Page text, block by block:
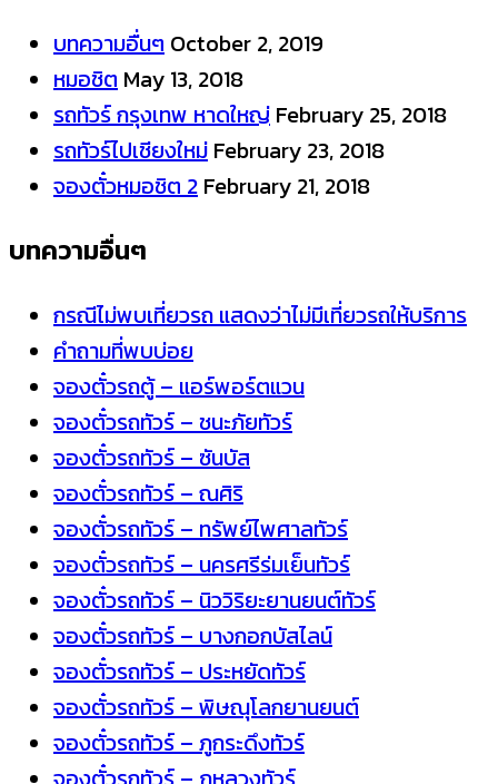
บทความอื่นๆ October 2, 2019
หมอชิต May 13, 2018
รถทัวร์ กรุงเทพ หาดใหญ่ February 25, 2018
รถทัวร์ไปเชียงใหม่ February 23, 2018
จองตั๋วหมอชิต 2 February 21, 2018
บทความอื่นๆ
กรณีไม่พบเที่ยวรถ แสดงว่าไม่มีเที่ยวรถให้บริการ
คำถามที่พบบ่อย
จองตั๋วรถตู้ – แอร์พอร์ตแวน
จองตั๋วรถทัวร์ – ชนะภัยทัวร์
จองตั๋วรถทัวร์ – ซันบัส
จองตั๋วรถทัวร์ – ณศิริ
จองตั๋วรถทัวร์ – ทรัพย์ไพศาลทัวร์
จองตั๋วรถทัวร์ – นครศรีร่มเย็นทัวร์
จองตั๋วรถทัวร์ – นิววิริยะยานยนต์ทัวร์
จองตั๋วรถทัวร์ – บางกอกบัสไลน์
จองตั๋วรถทัวร์ – ประหยัดทัวร์
จองตั๋วรถทัวร์ – พิษณุโลกยานยนต์
จองตั๋วรถทัวร์ – ภูกระดึงทัวร์